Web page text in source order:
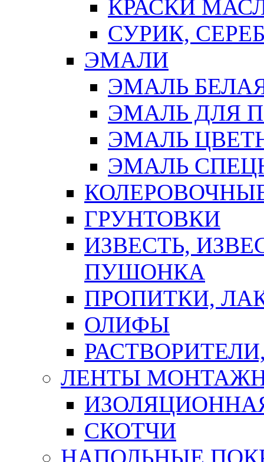
КРАСКИ
СУРИК,
ЭМАЛИ
ЭМАЛЬ
ЭМАЛЬ ДЛЯ
ЭМАЛЬ
ЭМАЛЬ
ГРУНТОВКИ
ИЗВЕСТЬ,
ПУШОНКА
ПРОПИТКИ,
ОЛИФЫ
ЛЕНТЫ
СКОТЧИ